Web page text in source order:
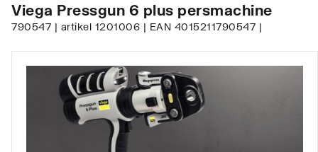
Viega Pressgun 6 plus persmachine
790547 | artikel 1201006 | EAN 4015211790547 |